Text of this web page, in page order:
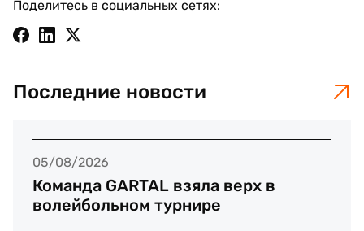
Поделитесь в социальных сетях:
Последние новости
05/08/2026
Команда GARTAL взяла верх в
волейбольном турнире